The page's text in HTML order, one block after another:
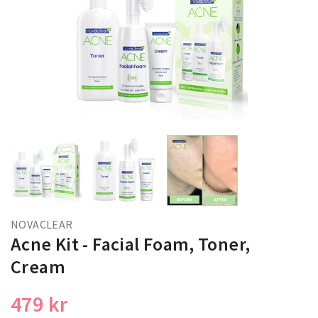
NOVACLEAR
Acne Kit - Facial Foam, Toner,
Cream
479 kr